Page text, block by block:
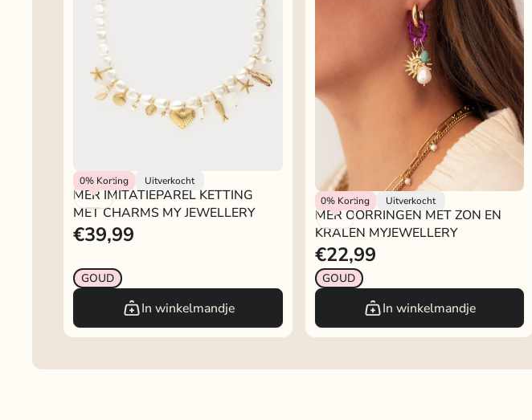
0% Korting Uitverkocht
My Jewellery
MER IMITATIEPAREL KETTING
MET CHARMS MY JEWELLERY
€39,99
GOUD
In winkelmandje
0% Korting Uitverkocht
My Jewellery
MER OORRINGEN MET ZON EN
KRALEN MYJEWELLERY
€22,99
GOUD
In winkelmandje